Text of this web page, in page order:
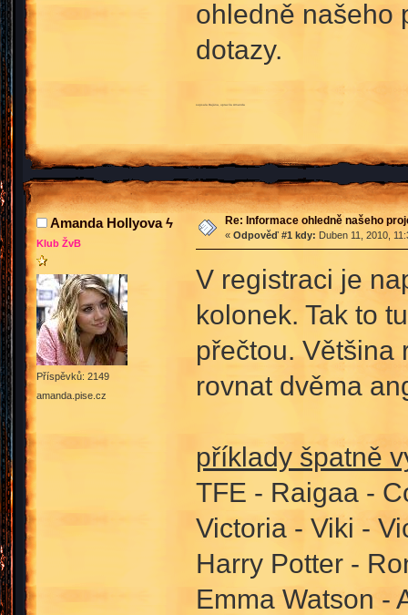
ohledně našeho
dotazy.
sepsala Dajána, upravila Amanda
Amanda Hollyova ϟ
Klub ŽvB
Příspěvků: 2149
amanda.pise.cz
Re: Informace ohledně našeho
« Odpověď #1 kdy: Duben 11, 2010,
V registraci je
kolonek. Tak to
přečtou. Většina
rovnat dvěma
příklady špatně
TFE - Raigaa -
Victoria - Viki -
Harry Potter -
Emma Watson -